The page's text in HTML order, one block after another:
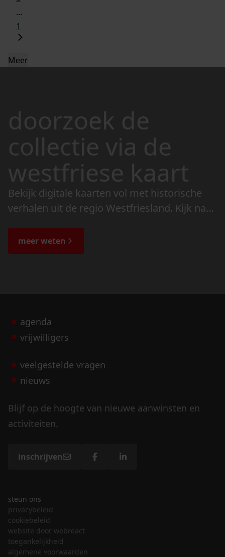
...
1
Meer
doorzoek de
collectie via de
westfriese kaart
Bekijk digitale kaarten vol met historische
verhalen uit de regio Westfriesland. Kijk naar
de bijzondere verhalen.
meer weten
agenda
vrijwilligers
veelgestelde vragen
nieuws
Blijf op de hoogte van nieuwe aanwinsten en
activiteiten.
inschrijven
steun ons
privacybeleid
cookiebeleid
website door webreact
toegankelijkheid
algemene voorwaarden